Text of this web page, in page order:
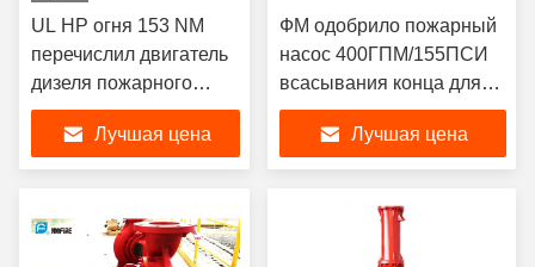
UL HP огня 153 NM
перечислил двигатель
дизеля пожарного
насоса оборудованный
с теплообменным
аппаратом
Лучшая цена
ФМ одобрило пожарный
насос 400ГПМ/155ПСИ
всасывания конца для
контор трубопроводов
Лучшая цена